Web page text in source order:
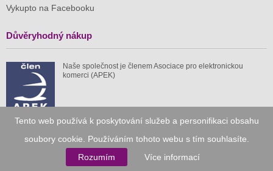
Tento web používá k poskytování služeb a personifikaci obsahu
soubory cookie. Používáním tohoto webu s tím souhlasíte.
Rozumím
Více informací
Vykupto na Facebooku
Důvěryhodný nákup
Naše společnost je členem Asociace pro elektronickou
komerci (APEK)
Již od roku 2010